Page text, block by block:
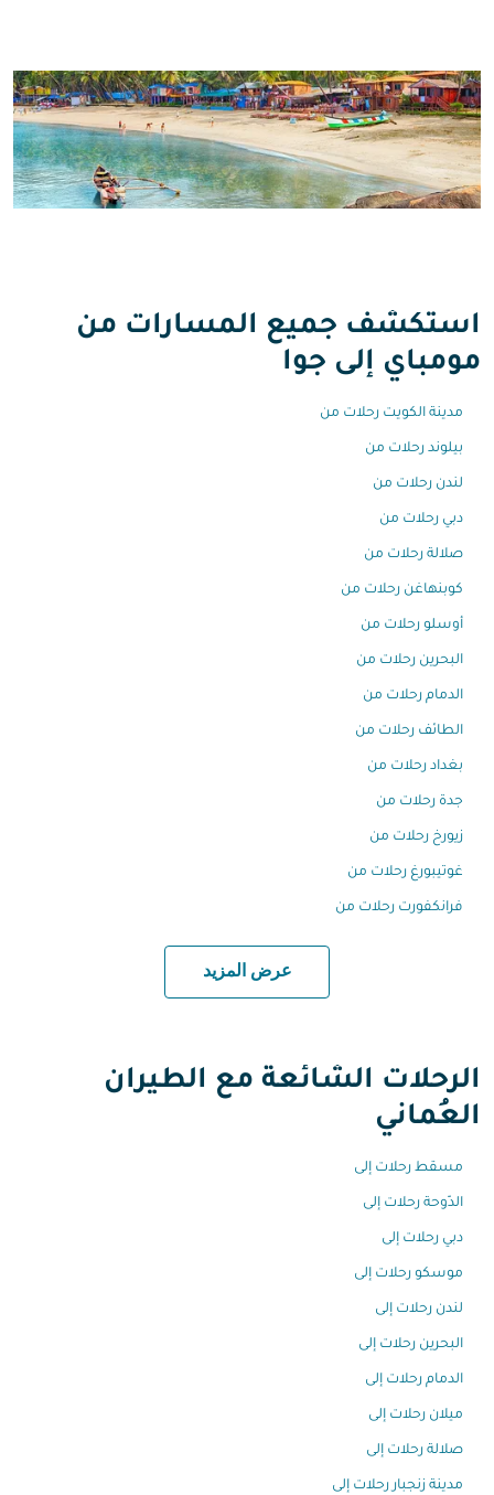
استكشف جميع المسارات من
مومباي إلى جوا
مدينة الكويت رحلات من
بيلوند رحلات من
لندن رحلات من
دبي رحلات من
صلالة رحلات من
كوبنهاغن رحلات من
أوسلو رحلات من
البحرين رحلات من
الدمام رحلات من
الطائف رحلات من
بغداد رحلات من
جدة رحلات من
زيورخ رحلات من
غوتيبورغ رحلات من
فرانكفورت رحلات من
عرض المزيد
الرحلات الشائعة مع الطيران
العُماني
مسقط رحلات إلى
الدّوحة رحلات إلى
دبي رحلات إلى
موسكو رحلات إلى
لندن رحلات إلى
البحرين رحلات إلى
الدمام رحلات إلى
ميلان رحلات إلى
صلالة رحلات إلى
مدينة زنجبار رحلات إلى